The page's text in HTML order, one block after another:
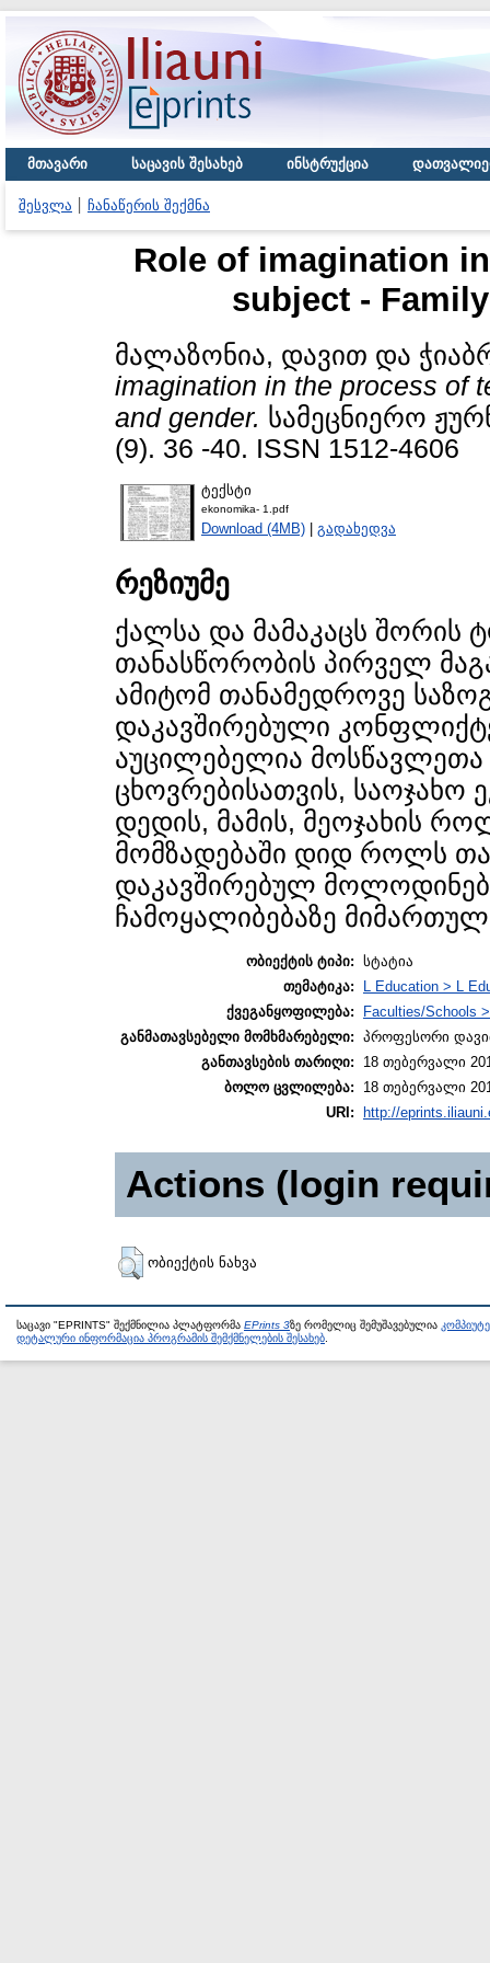
მთავარი საცავის შესახებ ინსტრუქცია
შესვლა ჩანაწერის შექმნა
Role of imagination
subject -
მალაზონია, დავით და
imagination in the process of
and gender. სამეცნიერო
(9). 36 -40. ISSN 1512-4606
ტექსტი
ekonomika- 1.pdf
Download (4MB) | გადახედვა
რეზიუმე
ქალსა და მამაკაცს შორის
თანასწორობის პირველ
ამიტომ თანამედროვე
დაკავშირებული
აუცილებელია მოსწავლეთა
ცხოვრებისათვის, საოჯახო
დედის, მამის, მეოჯახის
მომზადებაში დიდ როლს
დაკავშირებულ
ჩამოყალიბებაზე
ობიექტის ტიპი: სტატია
თემატიკა:
L Education > L
ქვეგანყოფილება:
Faculties/Schools
განმათავსებელი მომხმარებელი: პროფესორი
განთავსების თარიღი:
18 თებერვალი
ბოლო ცვლილება:
18 თებერვალი
URI:
http://
Actions (login
ობიექტის ნახვა
საცავი "EPRINTS" შექმნილია პლატფორმა EPrints 3ზე რომელიც შემუშავებულია
დეტალური ინფორმაცია პროგრამის შემქმნელების შესახებ